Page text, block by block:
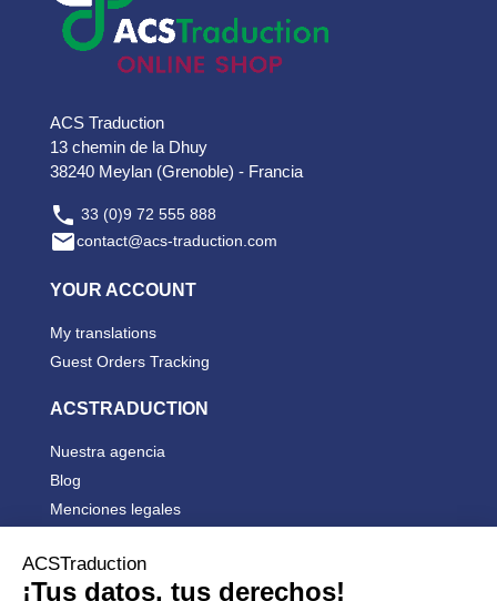
ACS Traduction
13 chemin de la Dhuy
38240 Meylan (Grenoble) - Francia
 33 (0)9 72 555 888
contact@acs-traduction.com
YOUR ACCOUNT
My translations
Guest Orders Tracking
ACSTRADUCTION
Nuestra agencia
Blog
Menciones legales